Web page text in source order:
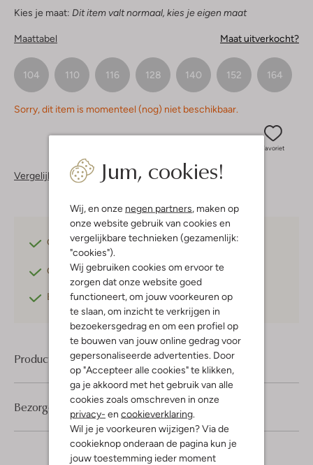
Jum, cookies!
Wij, en onze negen partners, maken op
onze website gebruik van cookies en
vergelijkbare technieken (gezamenlijk:
"cookies").
Wij gebruiken cookies om ervoor te
zorgen dat onze website goed
functioneert, om jouw voorkeuren op
te slaan, om inzicht te verkrijgen in
bezoekersgedrag en om een profiel op
te bouwen van jouw online gedrag voor
gepersonaliseerde advertenties. Door
op "Accepteer alle cookies" te klikken,
ga je akkoord met het gebruik van alle
cookies zoals omschreven in onze
privacy- en cookieverklaring.
Wil je je voorkeuren wijzigen? Via de
cookieknop onderaan de pagina kun je
jouw toestemming ieder moment
Kies je maat: Dit item valt normaal, kies je eigen maat
Maattabel Maat uitverkocht?
104 110 116 128 140 152 164
Sorry, dit item is momenteel (nog) niet beschikbaar.
Favoriet
Vergelijkbare items
Gratis verzendingvanaf €75,-
Gratis retournerenbinnen 30 dagen*
Betaal achterafmet Klarna
Product informatie
Bezorgen & retourneren